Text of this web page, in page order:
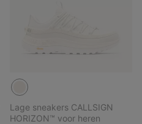
Lage sneakers CALLSIGN
HORIZON™ voor heren